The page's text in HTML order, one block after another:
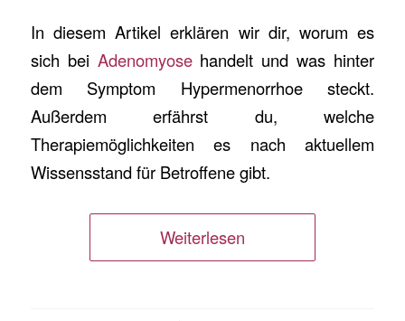
In diesem Artikel erklären wir dir, worum es
sich bei Adenomyosehandelt und was hinter
dem Symptom Hypermenorrhoe steckt.
Außerdem erfährst du, welche
Therapiemöglichkeiten es nach aktuellem
Wissensstand für Betroffene gibt.
Weiterlesen